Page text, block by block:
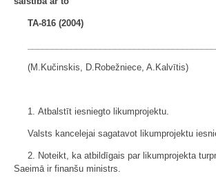
TA-816 (2004)
(M.Kučinskis, D.Robežniece, A.Kalvītis)
1. Atbalstīt iesniegto likumprojektu.
Valsts kancelejai sagatavot likumprojektu
2. Noteikt, ka atbildīgais par likumprojekta
Saeimā ir finanšu ministrs.